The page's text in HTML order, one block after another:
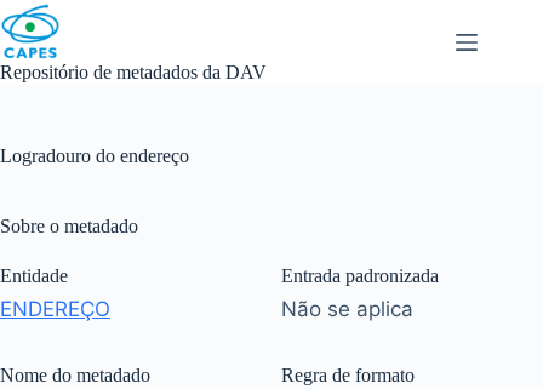
Skip
to
content
Repositório de metadados da DAV
Logradouro do endereço
Sobre o metadado
Entidade
ENDEREÇO
Nome do metadado
Entrada padronizada
Não se aplica
Regra de formato